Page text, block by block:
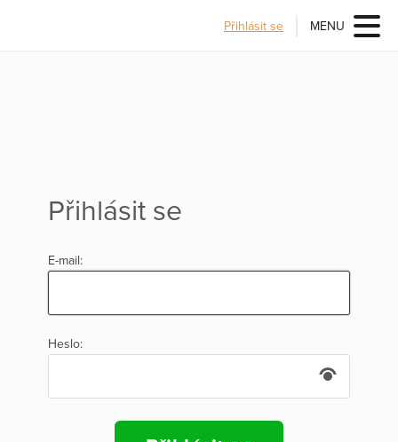
Přihlásit se MENU
Přihlásit se
E-mail:
Heslo: